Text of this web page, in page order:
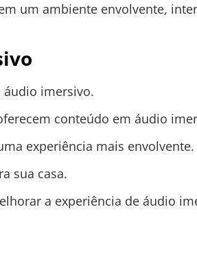
um ambiente envolvente,
imersivo.
conteúdo em áudio
experiência mais envolvente.
sua casa.
a experiência de áudio